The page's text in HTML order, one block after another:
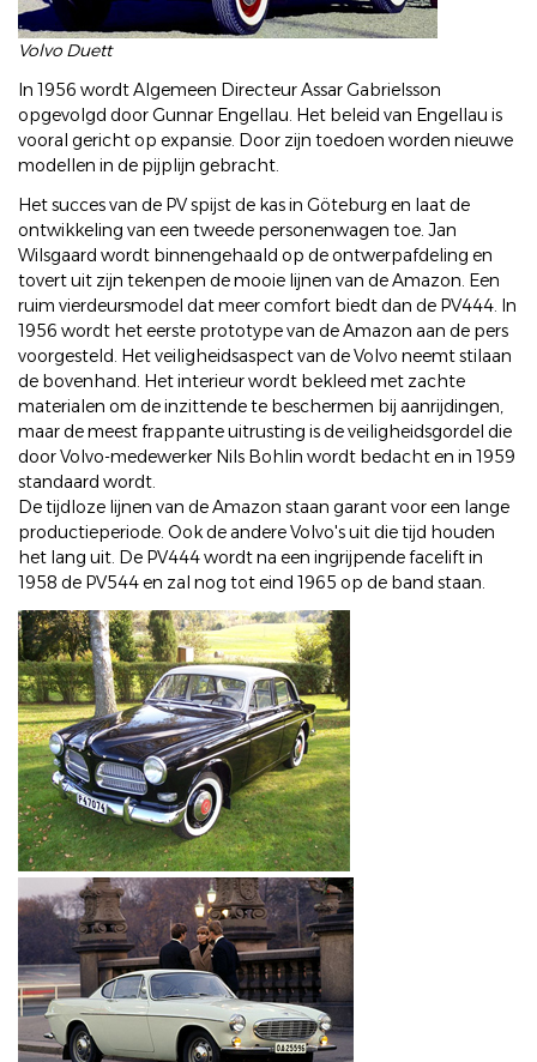
Volvo Duett
In 1956 wordt Algemeen Directeur Assar Gabrielsson
opgevolgd door Gunnar Engellau. Het beleid van Engellau is
vooral gericht op expansie. Door zijn toedoen worden nieuwe
modellen in de pijplijn gebracht.
Het succes van de PV spijst de kas in Göteburg en laat de
ontwikkeling van een tweede personenwagen toe. Jan
Wilsgaard wordt binnengehaald op de ontwerpafdeling en
tovert uit zijn tekenpen de mooie lijnen van de Amazon. Een
ruim vierdeursmodel dat meer comfort biedt dan de PV444. In
1956 wordt het eerste prototype van de Amazon aan de pers
voorgesteld. Het veiligheidsaspect van de Volvo neemt stilaan
de bovenhand. Het interieur wordt bekleed met zachte
materialen om de inzittende te beschermen bij aanrijdingen,
maar de meest frappante uitrusting is de veiligheidsgordel die
door Volvo-medewerker Nils Bohlin wordt bedacht en in 1959
standaard wordt.
De tijdloze lijnen van de Amazon staan garant voor een lange
productieperiode. Ook de andere Volvo's uit die tijd houden
het lang uit. De PV444 wordt na een ingrijpende facelift in
1958 de PV544 en zal nog tot eind 1965 op de band staan.